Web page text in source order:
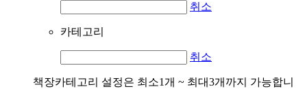
취소
카테고리
취소
책장카테고리 설정은 최소1개 ~ 최대3개까지 가능합니